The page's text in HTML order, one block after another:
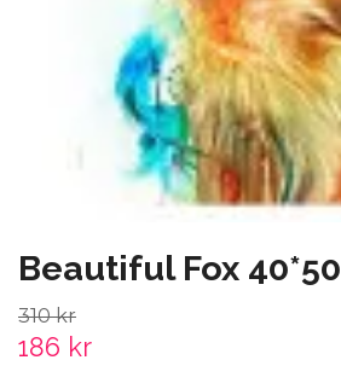
Beautiful Fox 40*50
310 kr
186 kr